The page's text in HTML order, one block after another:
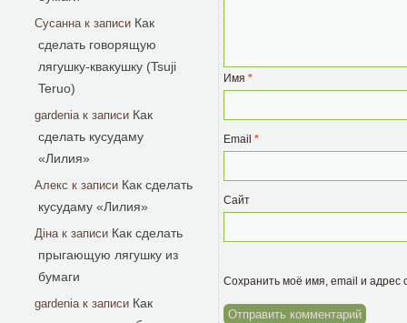
Сусаннак записи Как
сделать говорящую
лягушку-квакушку (Tsuji
Teruo)
gardeniaк записи Как
сделать кусудаму
«Лилия»
Алекс к записи Как сделать
кусудаму «Лилия»
Дінак записи Как сделать
прыгающую лягушку из
бумаги
gardeniaк записи Как
Имя *
Email *
Сайт
Сохранить моё имя, email и адрес